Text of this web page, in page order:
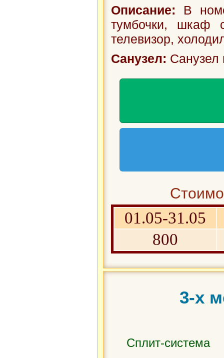
Описание: В
тумбочки, шкаф
телевизор,
Санузел: Санузел
01.05-31.05
800
3-х
Сплит-система